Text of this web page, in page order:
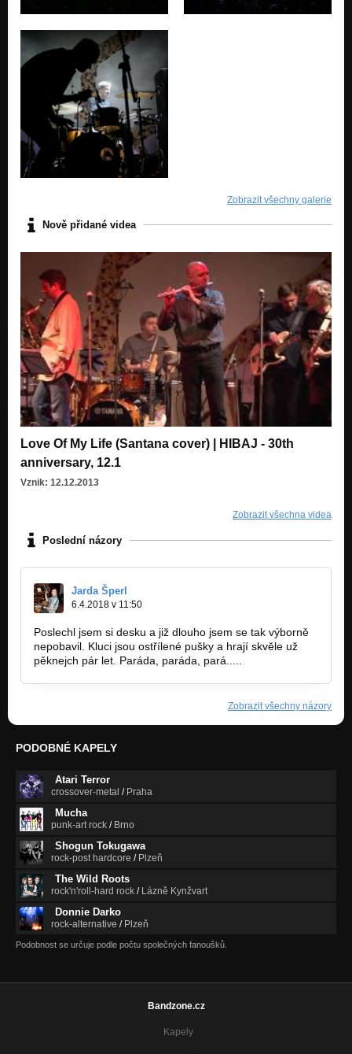
Zobrazit všechny galerie
Nově přidané videa
Love Of My Life (Santana cover) | HIBAJ - 30th
anniversary, 12.1
Vznik: 12.12.2013
Zobrazit všechna videa
Poslední názory
Jarda Šperl
6.4.2018 v 11:50
Poslechl jsem si desku a již dlouho jsem se tak výborně
nepobavil. Kluci jsou ostřílené pušky a hrají skvěle už
pěknejch pár let. Paráda, paráda, pará.....
Zobrazit všechny názory
PODOBNÉ KAPELY
Atari Terror
crossover-metal / Praha
Mucha
punk-art rock / Brno
Shogun Tokugawa
rock-post hardcore / Plzeň
The Wild Roots
rock'n'roll-hard rock / Lázně Kynžvart
Donnie Darko
rock-alternative / Plzeň
Podobnost se určuje podle počtu společných fanoušků.
Bandzone.cz
Kapely